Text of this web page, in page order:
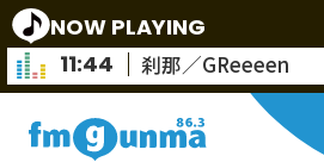
NOW PLAYING
11:44 刹那／GReeeen